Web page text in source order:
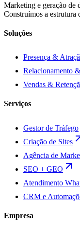
Marketing e geração de
Construímos a estrutura
Soluções
Presença &
Relacionamento
Vendas &
Serviços
Gestor de Tráfego
Criação de Sites
Agência de
SEO + GEO
Atendimento
CRM e
Empresa